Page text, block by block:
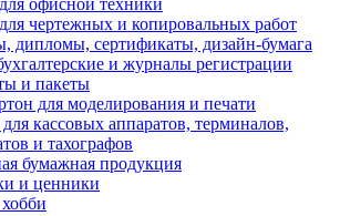
офисной техники
чертежных и копировальных работ
дипломы, сертификаты, дизайн-бумага
и журналы регистрации
и пакеты
для моделирования и печати
кассовых аппаратов, терминалов,
и тахографов
бумажная продукция
и ценники